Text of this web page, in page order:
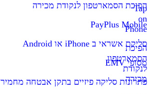
Tap
on
Phone
הפיכת
הסמארטפון
לנקודת
מכירה
הפיכת הסמארטפון לנקודת מכירה
PayPlus Mobile
סליקת אשראי ב iPhone או Android
מסופי EMV
פתרונות סליקה פיזיים בתקן אבטחה מחמיר